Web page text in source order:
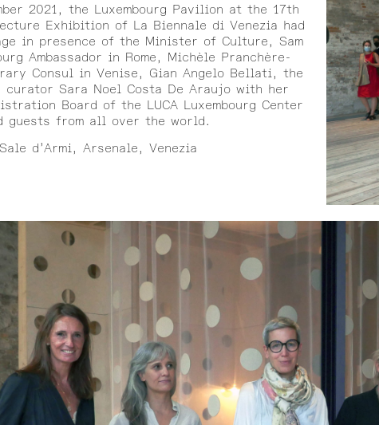
2021, the Luxembourg Pavilion at the 17th
Exhibition of La Biennale di Venezia had
in presence of the Minister of Culture, Sam
Ambassador in Rome, Michèle Pranchère-
Consul in Venise, Gian Angelo Bellati, the
curator Sara Noel Costa De Araujo with her
Board of the LUCA Luxembourg Center
guests from all over the world.
d’Armi, Arsenale, Venezia